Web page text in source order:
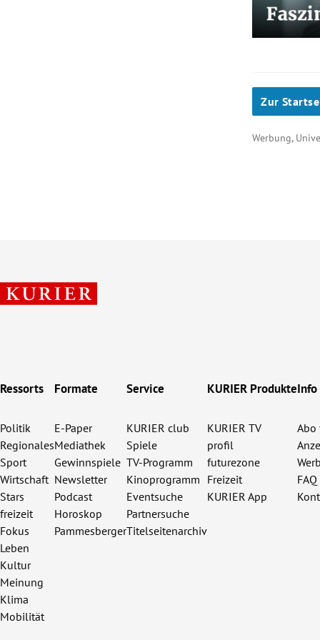
Zur
Werbung,
Ressorts
Politik
Regionales
Sport
Wirtschaft
Stars
freizeit
Fokus
Leben
Kultur
Meinung
Klima
Mobilität
Formate
E-Paper
Mediathek
Gewinnspiele
Newsletter
Podcast
Horoskop
Pammesberger
Service
KURIER club
Spiele
TV-Programm
Kinoprogramm
Eventsuche
Partnersuche
Titelseitenarchiv
KURIER Produkte
KURIER TV
profil
futurezone
Freizeit
KURIER App
Abo
FAQ